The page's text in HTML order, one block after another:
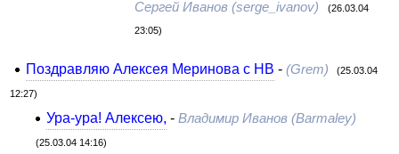
Сергей Иванов (serge_ivanov) (26.03.04
23:05)
Поздравляю Алексея Меринова с HB - (Grem) (25.03.04
12:27)
Ура-ура! Алексею, -Владимир Иванов (Barmaley)
(25.03.04 14:16)